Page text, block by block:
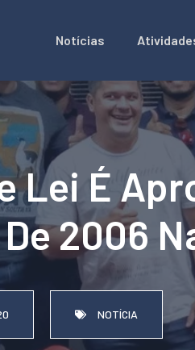
Notícias
Lei É
2006
NOTÍCIA